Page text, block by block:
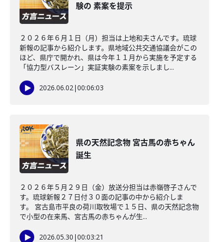
験の 素案を提示
２０２６年６月１日（月）担当は上地和夫さんです。琉球
新報の記事から紹介します。県地域公共交通協議会がこの
ほど、県庁で開かれ、県は今年１１月から実施を予定する
「協力型バスレーン」実証実験の素案を示しまし...
2026.06.02|00:06:03
県の天然記念物 宮古馬の赤ちゃん
誕生
２０２６年５月２９日（金）放送分担当は赤嶺啓子さんで
す。琉球新報２７日付３０面の記事の中から紹介しま
す。 宮古島市平良の荷川取牧場で１５日、県の天然記念物
で小型の在来馬、宮古馬の赤ちゃんが生...
2026.05.30 |00:03:21